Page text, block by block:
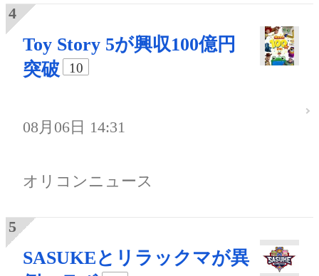
Toy Story 5が興収100億円
突破
10
08月06日 14:31
オリコンニュース
SASUKEとリラックマが異